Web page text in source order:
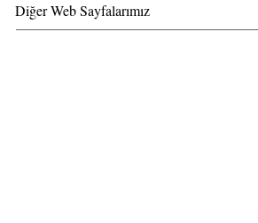
Diğer Web Sayfalarımız